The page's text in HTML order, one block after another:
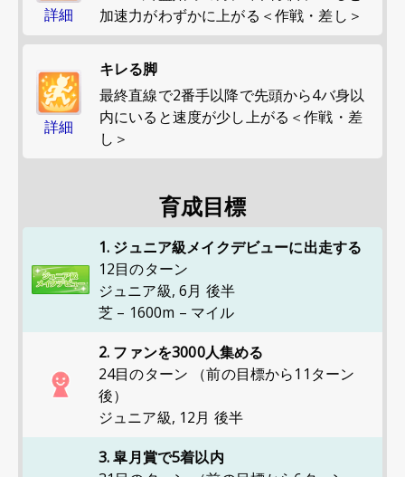
詳細
加速力がわずかに上がる＜作戦・差し＞
詳細
キレる脚
最終直線で2番手以降で先頭から4バ身以
内にいると速度が少し上がる＜作戦・差
し＞
育成目標
1. ジュニア級メイクデビューに出走する
12目のターン
ジュニア級, 6月 後半
芝 – 1600m – マイル
2. ファンを3000人集める
24目のターン （前の目標から11ターン
後）
ジュニア級, 12月 後半
3. 皐月賞で5着以内